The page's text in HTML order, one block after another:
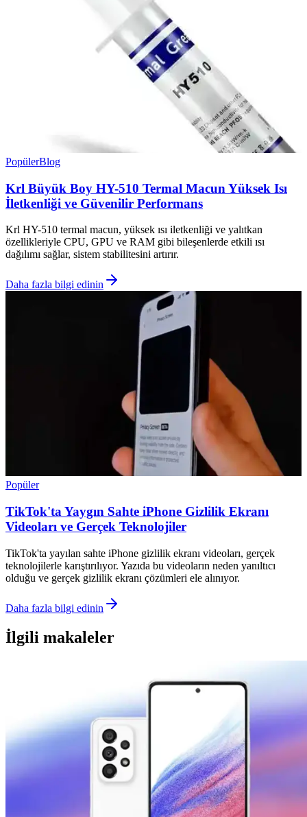
PopülerBlog
Krl Büyük Boy HY-510 Termal Macun Yüksek Isı
İletkenliği ve Güvenilir Performans
Krl HY-510 termal macun, yüksek ısı iletkenliği ve yalıtkan
özellikleriyle CPU, GPU ve RAM gibi bileşenlerde etkili ısı
dağılımı sağlar, sistem stabilitesini artırır.
Daha fazla bilgi edinin
Popüler
TikTok'ta Yaygın Sahte iPhone Gizlilik Ekranı
Videoları ve Gerçek Teknolojiler
TikTok'ta yayılan sahte iPhone gizlilik ekranı videoları, gerçek
teknolojilerle karıştırılıyor. Yazıda bu videoların neden yanıltıcı
olduğu ve gerçek gizlilik ekranı çözümleri ele alınıyor.
Daha fazla bilgi edinin
İlgili makaleler